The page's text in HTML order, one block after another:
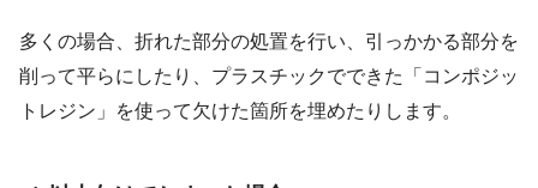
多くの場合、折れた部分の処置を行い、引っかかる部分を
削って平らにしたり、プラスチックでできた「コンポジッ
トレジン」を使って欠けた箇所を埋めたりします。